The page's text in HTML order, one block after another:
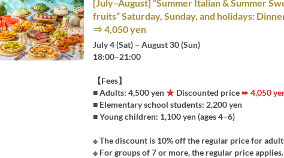
[July–August] “Summer Italian & Summer
fruits” Saturday, Sunday, and holidays:
⇒ 4,050 yen
July 4 (Sat) – August 30 (Sun)
18:00–21:00
【Fees】
■ Adults: 4,500 yen★Discounted price➨ 4,050
■ Elementary school students: 2,200 yen
■ Young children: 1,100 yen (ages 4–6)
※ The discount is 10% off the regular price for
※ For groups of 7 or more, the regular price applies.